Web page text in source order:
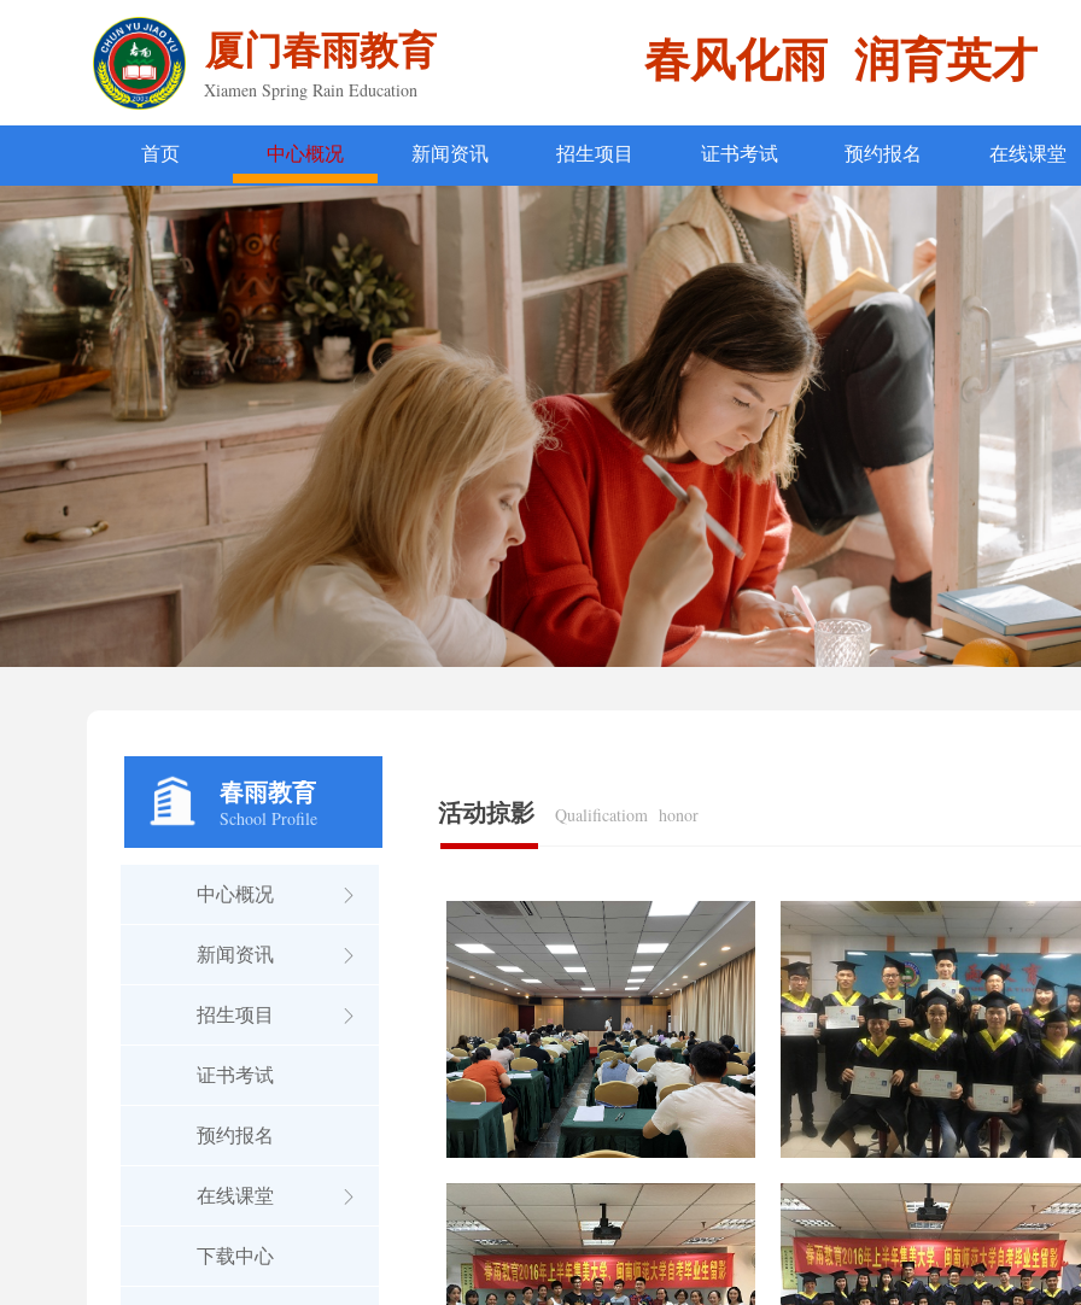
厦门春雨教育
Xiamen Spring Rain Education
春风化雨 润育英才
首页 中心概况 新闻资讯 招生项目 证书考试 预约报名 在线课堂
春雨教育
School Profile 活动掠影 Qualificatiom honor
中心概况 ꁕ
新闻资讯 ꁕ
招生项目 ꁕ
证书考试
预约报名
在线课堂 ꁕ
下载中心